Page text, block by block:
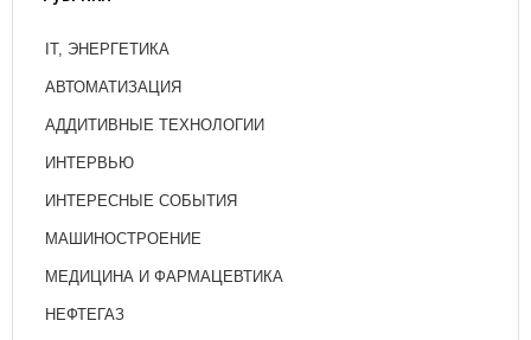
IT, ЭНЕРГЕТИКА
АВТОМАТИЗАЦИЯ
АДДИТИВНЫЕ ТЕХНОЛОГИИ
ИНТЕРВЬЮ
ИНТЕРЕСНЫЕ СОБЫТИЯ
МАШИНОСТРОЕНИЕ
МЕДИЦИНА И ФАРМАЦЕВТИКА
НЕФТЕГАЗ